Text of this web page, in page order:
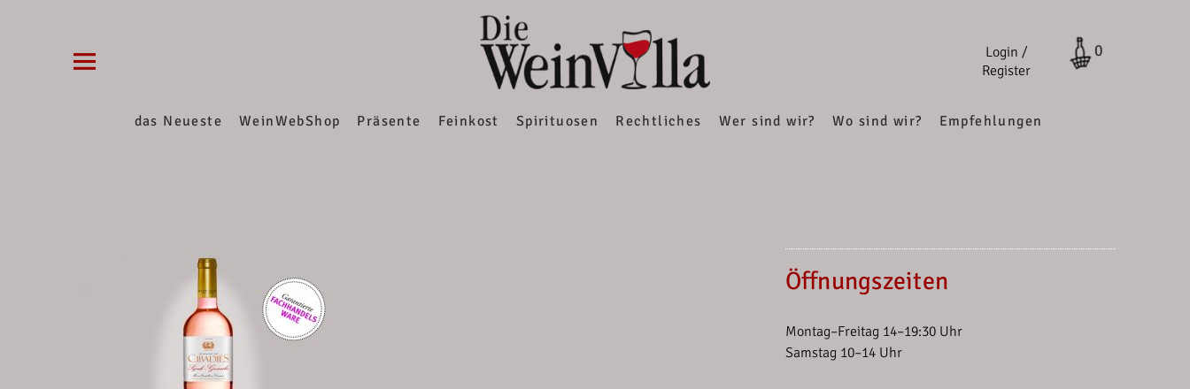
Login /
Register
0
das Neueste WeinWebShop Präsente Feinkost Spirituosen Rechtliches Wer sind wir? Wo sind wir? Empfehlungen
Öffnungszeiten
Montag–Freitag 14–19:30 Uhr
Samstag 10–14 Uhr